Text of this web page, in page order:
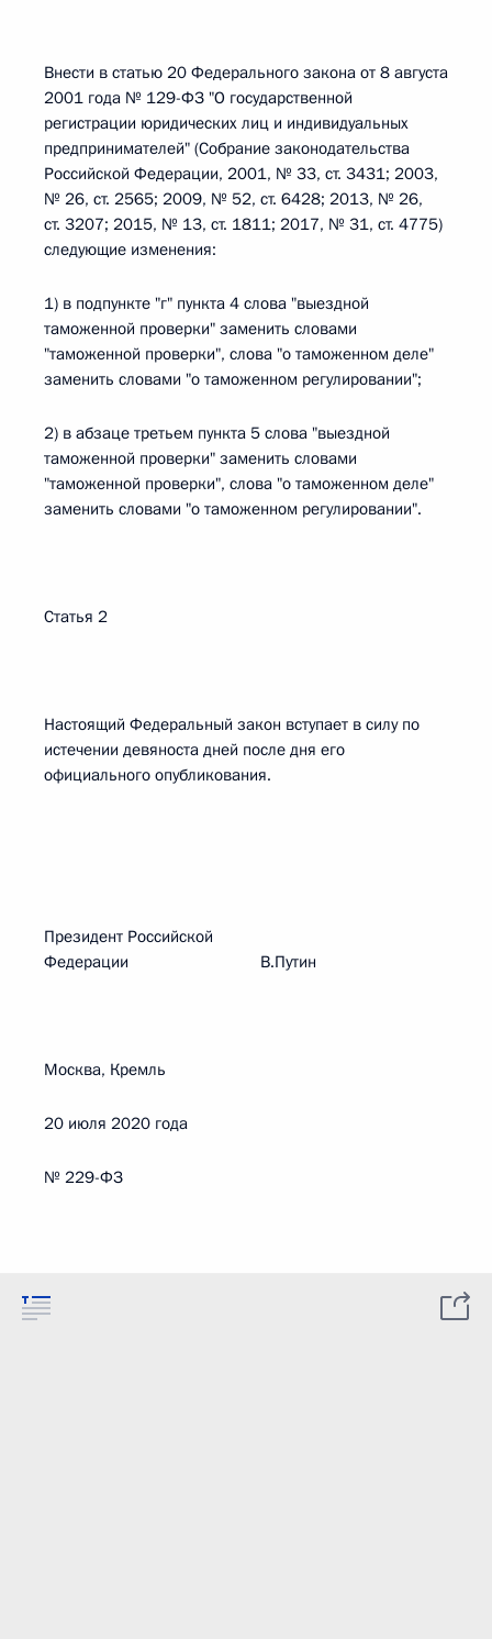
Внести в статью 20 Федерального закона от 8 августа
2001 года № 129-ФЗ "О государственной
регистрации юридических лиц и индивидуальных
предпринимателей" (Собрание законодательства
Российской Федерации, 2001, № 33, ст. 3431; 2003,
№ 26, ст. 2565; 2009, № 52, ст. 6428; 2013, № 26,
ст. 3207; 2015, № 13, ст. 1811; 2017, № 31, ст. 4775)
следующие изменения:
1) в подпункте "г" пункта 4 слова "выездной
таможенной проверки" заменить словами
"таможенной проверки", слова "о таможенном деле"
заменить словами "о таможенном регулировании";
2) в абзаце третьем пункта 5 слова "выездной
таможенной проверки" заменить словами
"таможенной проверки", слова "о таможенном деле"
заменить словами "о таможенном регулировании".
Статья 2
Настоящий Федеральный закон вступает в силу по
истечении девяноста дней после дня его
официального опубликования.
Президент Российской
Федерации В.Путин
Москва, Кремль
20 июля 2020 года
№ 229-ФЗ